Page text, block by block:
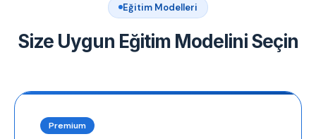
Eğitim Modelleri
Size Uygun Eğitim Modelini Seçin
Premium